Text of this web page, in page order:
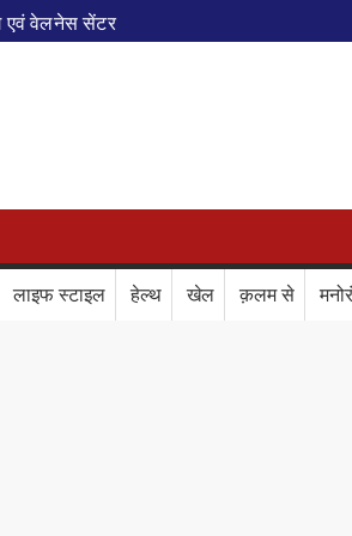
एवं वेलनेस सेंटर
फेरे विस्तारित
में बड़ा बदलाव
ऑफ इंडिया’ सम्मान
बड़ा संदेश
Train Route
डिजिटल कवच
BPCL Ethanol Case:
लाइफ स्टाइल हेल्थ खेल क़लम से